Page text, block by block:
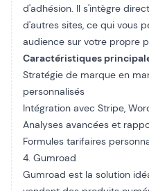
d'adhésion. Il s'intègre
d'autres sites, ce qui vous
audience sur votre propre
Caractéristiques
Stratégie de marque en
personnalisés
Intégration avec Stripe,
Analyses avancées et
Formules tarifaires
4. Gumroad
Gumroad est la solution